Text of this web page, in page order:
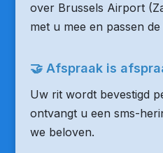
over Brussels Airport
met u mee en passen
🤝 Afspraak is
Uw rit wordt bevestigd
ontvangt u een sms-
we beloven.